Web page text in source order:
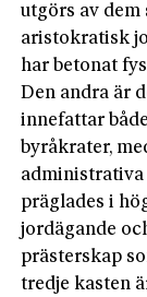
utgörs av dem
aristokratisk
har betonat
Den andra är
innefattar både
byråkrater,
präglades i
jordägande
prästerskap
tredje kasten